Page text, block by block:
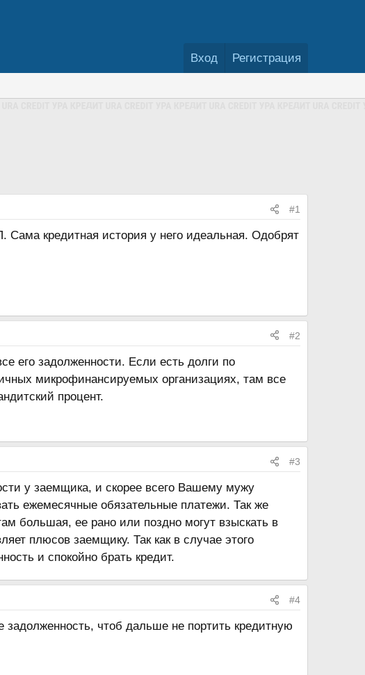
Вход Регистрация
#1
кредитная история у него идеальная. Одобрят
#2
его задолженности. Если есть долги по
микрофинансируемых организациях, там все
процент.
#3
у заемщика, и скорее всего Вашему мужу
ежемесячные обязательные платежи. Так же
большая, ее рано или поздно могут взыскать в
плюсов заемщику. Так как в случае этого
и спокойно брать кредит.
#4
чтоб дальше не портить кредитную